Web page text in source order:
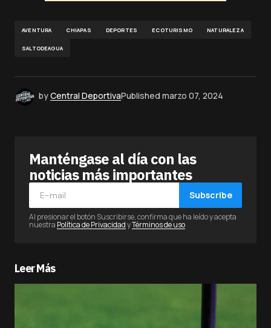
AVENTURA CHIAPAS DEPORTES ECOTURISMO NATURALEZA
SALTODEAGUA
byCentral DeportivaPublished marzo 07, 2024
Manténgase al día con las
noticias más importantes
Subscribe
Al presionar el botón Suscribirse, confirma que ha leído y acepta
nuestra Política de PrivacidadyTérminos de uso
Leer Más